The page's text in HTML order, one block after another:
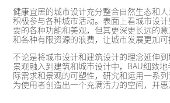
健康宜居的城市设计充分整合自然生态和
积极参与各种城市活动。表面上看城市设
要的各种功能和美观，但其更深更长远的
和各种有限资源的浪费，让城市发展更加可
不论是将城市设计和建筑设计的理念延伸
景观融入到建筑和城市设计中，BAU细致
际需求和景观的可塑性，研究和运用一系
为使用者创造出一个充满活力的空间，并惠